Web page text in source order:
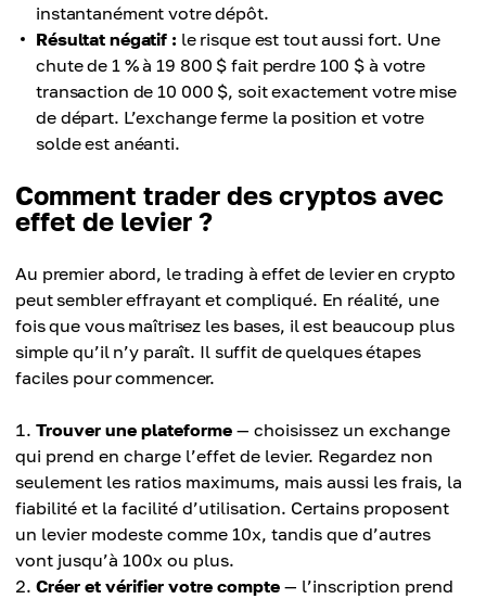
instantanément votre dépôt.
Résultat négatif : le risque est tout aussi fort. Une
chute de 1 % à 19 800 $ fait perdre 100 $ à votre
transaction de 10 000 $, soit exactement votre mise
de départ. L’exchange ferme la position et votre
solde est anéanti.
Comment trader des cryptos avec
effet de levier ?
Au premier abord, le trading à effet de levier en crypto
peut sembler effrayant et compliqué. En réalité, une
fois que vous maîtrisez les bases, il est beaucoup plus
simple qu’il n’y paraît. Il suffit de quelques étapes
faciles pour commencer.
Trouver une plateforme — choisissez un exchange
qui prend en charge l’effet de levier. Regardez non
seulement les ratios maximums, mais aussi les frais, la
fiabilité et la facilité d’utilisation. Certains proposent
un levier modeste comme 10x, tandis que d’autres
vont jusqu’à 100x ou plus.
Créer et vérifier votre compte — l’inscription prend